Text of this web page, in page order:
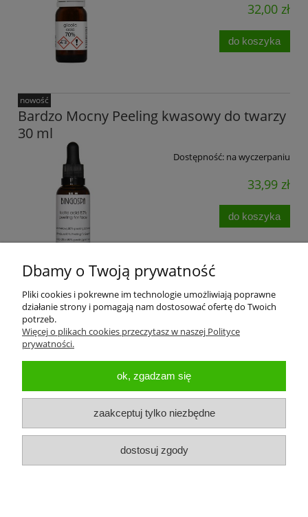
32,00 zł
do koszyka
Bardzo Mocny Peeling kwasowy do twarzy
30 ml
Dostępność: na wyczerpaniu
33,99 zł
do koszyka
nowość
Pomoc
Koszty dostawy
Moje konto
O firmie
Dbamy o Twoją prywatność
Pliki cookies i pokrewne im technologie umożliwiają poprawne
działanie strony i pomagają nam dostosować ofertę do Twoich
potrzeb.
Więcej o plikach cookies przeczytasz w naszej Polityce
prywatności.
ok, zgadzam się
zaakceptuj tylko niezbędne
dostosuj zgody